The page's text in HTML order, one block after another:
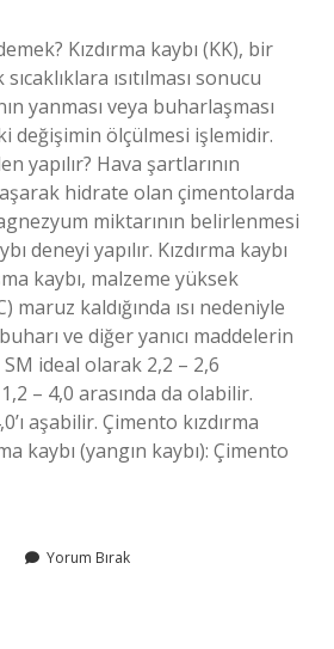
Kızdırma kaybı (KK), bir
ısıtılması sonucu
yanması veya buharlaşması
değişimin ölçülmesi işlemidir.
yapılır? Hava şartlarının
hidrate olan çimentolarda
miktarının belirlenmesi
deneyi yapılır. Kızdırma kaybı
kaybı, malzeme yüksek
maruz kaldığında ısı nedeniyle
ve diğer yanıcı maddelerin
SM ideal olarak 2,2 – 2,6
– 4,0 arasında da olabilir.
aşabilir. Çimento kızdırma
kaybı (yangın kaybı): Çimento
Yorum Bırak